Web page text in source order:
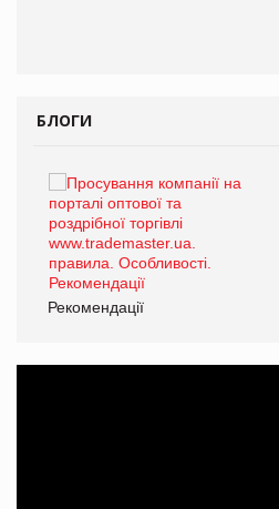
БЛОГИ
Рекомендації